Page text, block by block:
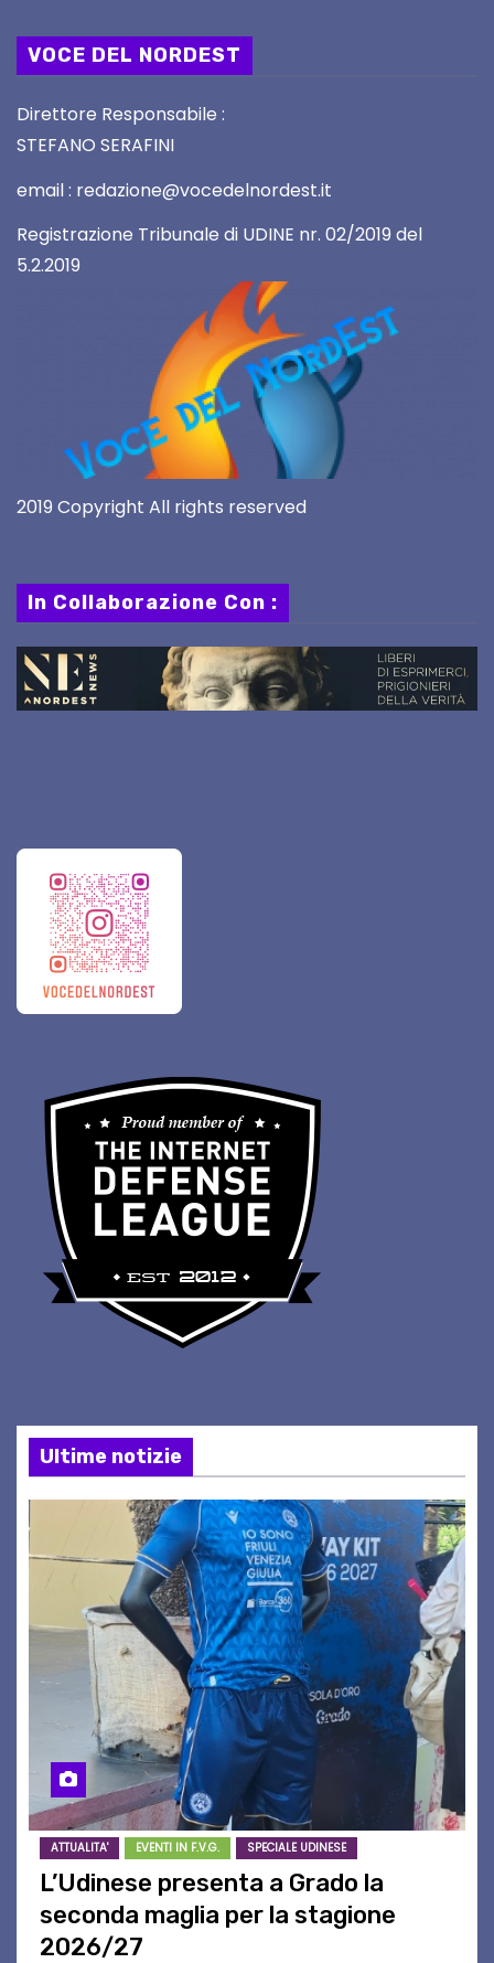
VOCE DEL NORDEST
Direttore Responsabile :
STEFANO SERAFINI
email : redazione@vocedelnordest.it
Registrazione Tribunale di UDINE nr. 02/2019 del
5.2.2019
2019 Copyright All rights reserved
In Collaborazione Con :
Ultime notizie
ATTUALITA' EVENTI IN F.V.G. SPECIALE UDINESE
L’Udinese presenta a Grado la
seconda maglia per la stagione
2026/27